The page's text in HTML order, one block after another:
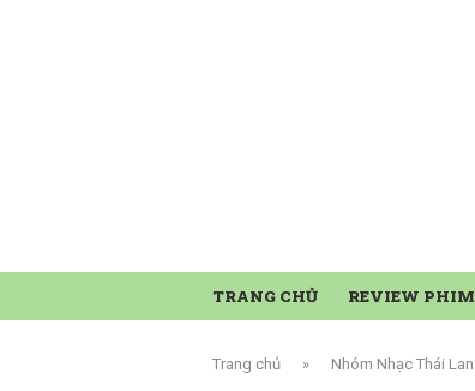
TRANG CHỦ REVIEW PHIM
Trang chủ » Nhóm Nhạc Thái Lan